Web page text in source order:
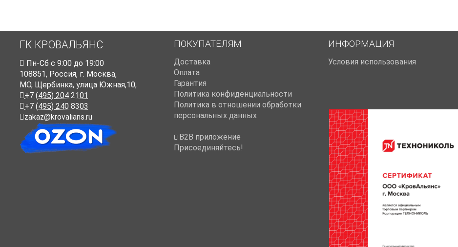
ГК КРОВАЛЬЯНС
Пн-Cб с 9:00 до 19:00
108851, Россия, г. Москва,
МО, Щербинка, улица Южная,10,
+7 (495) 204 2101
+7 (495) 240 8303
zakaz@krovalians.ru
ПОКУПАТЕЛЯМ
Доставка
Оплата
Гарантия
Политика конфиденциальности
Политика в отношении обработки
персональных данных
B2B приложение
Присоединяйтесь!
ИНФОРМАЦИЯ
Условия использования